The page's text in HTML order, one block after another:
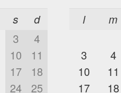
s d
3
4
10
11
17
18
24
25
l m
3
4
10
11
17
18